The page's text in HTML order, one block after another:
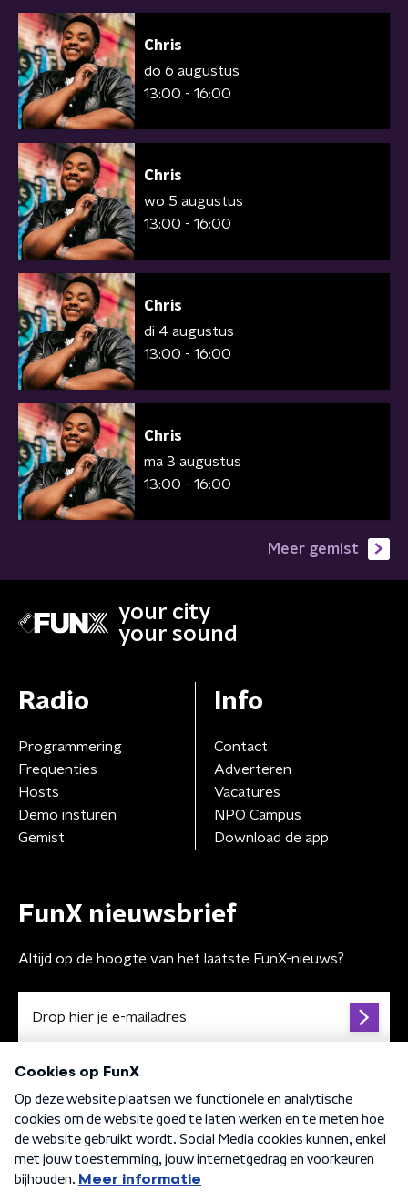
Chris
do 6 augustus
13:00 - 16:00
Chris
wo 5 augustus
13:00 - 16:00
Chris
di 4 augustus
13:00 - 16:00
Chris
ma 3 augustus
13:00 - 16:00
Meer gemist
your city
your sound
Radio
Programmering
Frequenties
Hosts
Demo insturen
Gemist
Info
Contact
Adverteren
Vacatures
NPO Campus
Download de app
FunX nieuwsbrief
Altijd op de hoogte van het laatste FunX-nieuws?
Algemene voorwaarden Privacybeleid